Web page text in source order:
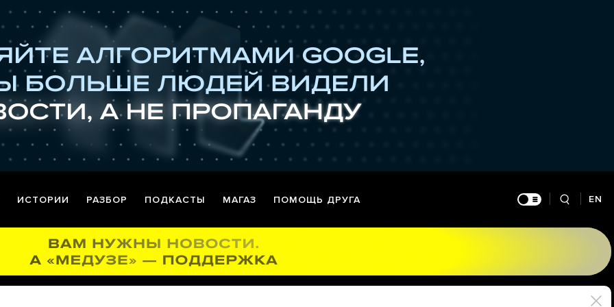
ИСТОРИИ РАЗБОР ПОДКАСТЫ МАГАЗ ПОМОЩЬ ДРУГА EN